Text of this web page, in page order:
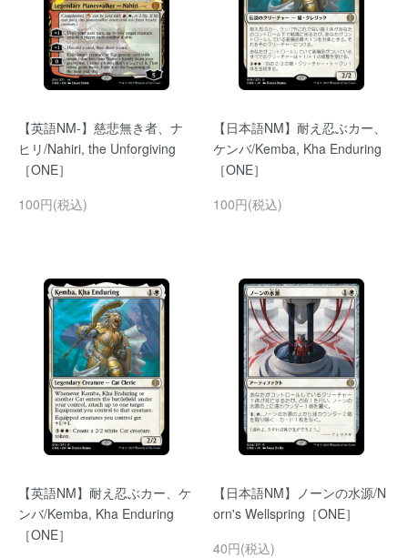
【英語NM-】慈悲無き者、ナ
ヒリ/Nahiri, the Unforgiving
［ONE］
100円(税込)
【日本語NM】耐え忍ぶカー、
ケンバ/Kemba, Kha Enduring
［ONE］
100円(税込)
【英語NM】耐え忍ぶカー、ケ
ンバ/Kemba, Kha Enduring
［ONE］
【日本語NM】ノーンの水源/N
orn's Wellspring［ONE］
40円(税込)